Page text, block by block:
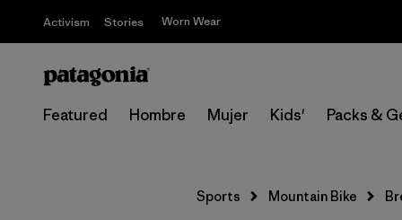
Activism Stories Worn Wear
Featured Hombre Mujer Kids' Packs &
Sports Mountain Bike